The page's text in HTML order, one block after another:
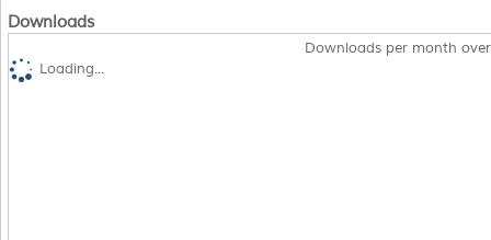
Downloads
Downloads per month
Loading...